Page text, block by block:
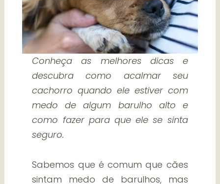
Conheça as melhores dicas e
descubra como acalmar seu
cachorro quando ele estiver com
medo de algum barulho alto e
como fazer para que ele se sinta
seguro.
Sabemos que é comum que cães
sintam medo de barulhos, mas